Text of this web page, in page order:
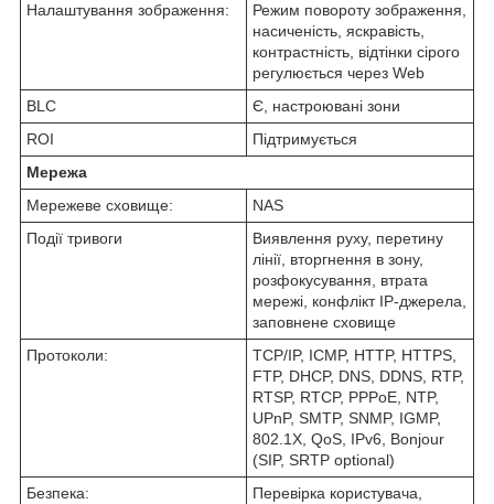
Налаштування зображення:
Режим повороту зображення,
насиченість, яскравість,
контрастність, відтінки сірого
регулюється через Web
BLC
Є, настроювані зони
ROI
Підтримується
Мережа
Мережеве сховище:
NAS
Події тривоги
Виявлення руху, перетину
лінії, вторгнення в зону,
розфокусування, втрата
мережі, конфлікт IP-джерела,
заповнене сховище
Протоколи:
TCP/IP, ICMP, HTTP, HTTPS,
FTP, DHCP, DNS, DDNS, RTP,
RTSP, RTCP, PPPoE, NTP,
UPnP, SMTP, SNMP, IGMP,
802.1X, QoS, IPv6, Bonjour
(SIP, SRTP optional)
Безпека:
Перевірка користувача,